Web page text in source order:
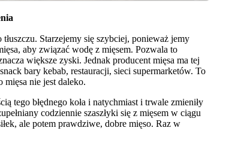
Starzejemy się szybciej, ponieważ jemy
aby związać wodę z mięsem. Pozwala to
większe zyski. Jednak producent mięsa ma tej
bary kebab, restauracji, sieci supermarketów. To
mięsa nie jest daleko.
tego błędnego koła i natychmiast i trwale zmieniły
codziennie szaszłyki się z mięsem w ciągu
ale potem prawdziwe, dobre mięso. Raz w